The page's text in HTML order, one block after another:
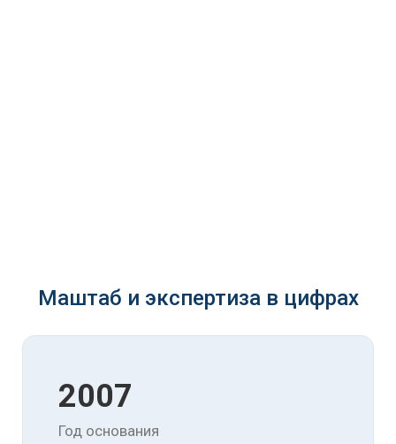
Маштаб и экспертиза в цифрах
2007
Год основания